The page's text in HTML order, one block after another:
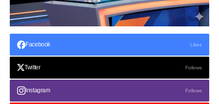
Facebook Likes
Twitter Follows
Instagram Follows